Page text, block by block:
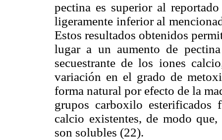
pectina es superior al
ligeramente inferior al
Estos resultados obtenidos
lugar a un aumento de
secuestrante de los iones
variación en el grado de
forma natural por efecto de la
grupos carboxilo esterificados
calcio existentes, de modo
son solubles (22).